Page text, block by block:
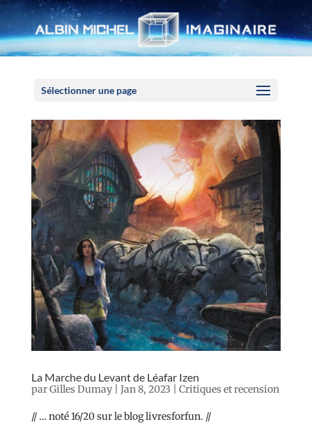
Sélectionner une page
La Marche du Levant de Léafar Izen
parGilles Dumay| Jan 8, 2023 Critiques et recension
// … noté 16/20 sur le blog livresforfun. //
Panneau de gestion des cookies